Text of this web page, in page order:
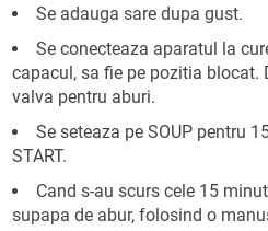
Se adauga sare dupa gust.
Se conecteaza aparatul la
capacul, sa fie pe pozitia blocat.
valva pentru aburi.
Se seteaza pe SOUP pentru
START.
Cand s-au scurs cele 15
supapa de abur, folosind o